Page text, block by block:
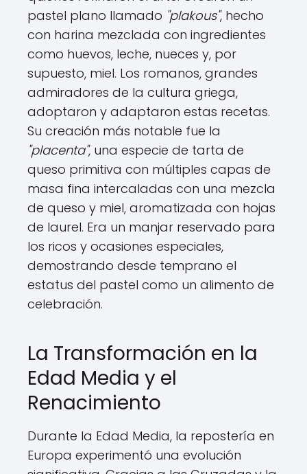
pastel plano llamado "plakous", hecho
con harina mezclada con ingredientes
como huevos, leche, nueces y, por
supuesto, miel. Los romanos, grandes
admiradores de la cultura griega,
adoptaron y adaptaron estas recetas.
Su creación más notable fue la
"placenta", una especie de tarta de
queso primitiva con múltiples capas de
masa fina intercaladas con una mezcla
de queso y miel, aromatizada con hojas
de laurel. Era un manjar reservado para
los ricos y ocasiones especiales,
demostrando desde temprano el
estatus del pastel como un alimento de
celebración.
La Transformación en la
Edad Media y el
Renacimiento
Durante la Edad Media, la repostería en
Europa experimentó una evolución